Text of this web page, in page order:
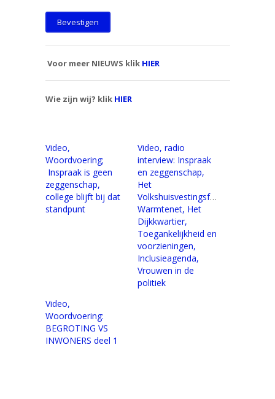
Voor meer NIEUWS klik HIER
Wie zijn wij? klik HIER
Video,
Woordvoering;
Inspraak is geen
zeggenschap,
college blijft bij dat
standpunt
Video, radio
interview: Inspraak
en zeggenschap,
Het
Volkshuisvestingsfonds,
Warmtenet, Het
Dijkkwartier,
Toegankelijkheid en
voorzieningen,
Inclusieagenda,
Vrouwen in de
politiek
Video,
Woordvoering:
BEGROTING VS
INWONERS deel 1